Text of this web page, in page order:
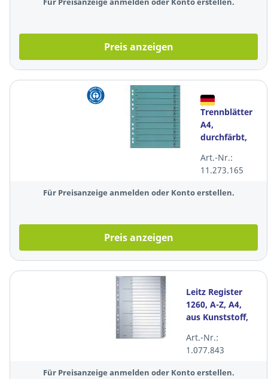
Preis anzeigen
Trennblätter
A4,
durchfärbt,
Stück
Art.-Nr.:
11.273.165
Für Preisanzeige anmelden oder Konto erstellen.
Preis anzeigen
Leitz Register
1260, A-Z, A4,
aus Kunststoff,
Art.-Nr.:
1.077.843
Für Preisanzeige anmelden oder Konto erstellen.